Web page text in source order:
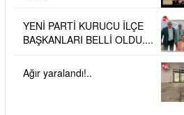
YENİ PARTİ KURUCU İLÇE
BAŞKANLARI BELLİ OLDU....
Ağır yaralandı!..